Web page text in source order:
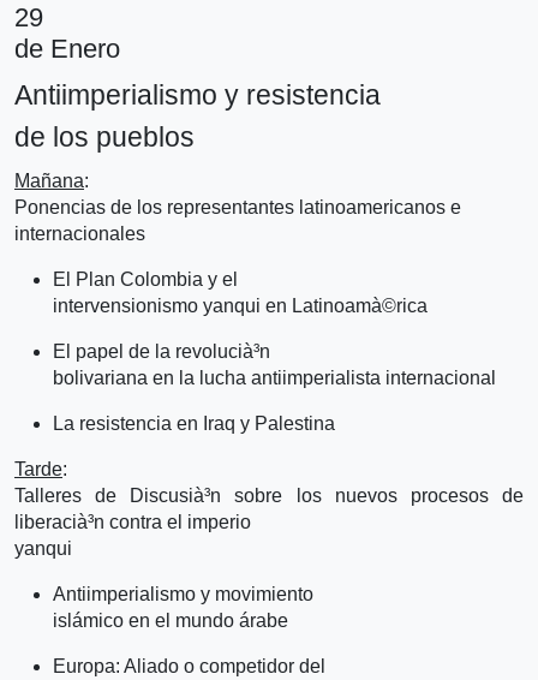
29
de Enero
Antiimperialismo y resistencia
de los pueblos
Mañana:
Ponencias de los representantes latinoamericanos e
internacionales
El Plan Colombia y el
intervensionismo yanqui en Latinoamà©rica
El papel de la revolucià³n
bolivariana en la lucha antiimperialista internacional
La resistencia en Iraq y Palestina
Tarde:
Talleres de Discusià³n sobre los nuevos procesos de
liberacià³n contra el imperio
yanqui
Antiimperialismo y movimiento
islámico en el mundo árabe
Europa: Aliado o competidor del